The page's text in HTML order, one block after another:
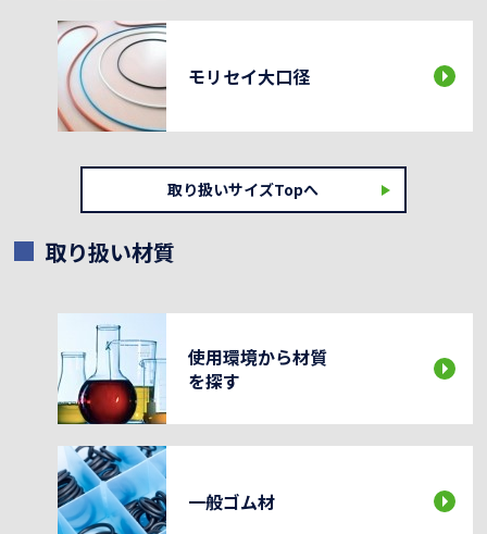
モリセイ大口径
取り扱いサイズTopへ
取り扱い材質
使用環境から材質
を探す
一般ゴム材